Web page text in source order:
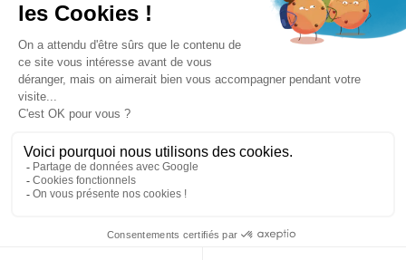
Mentions légales
Conditions générales de ventes
Plateforme de signalement